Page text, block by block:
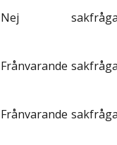
Nej
Frånvarande
Frånvarande